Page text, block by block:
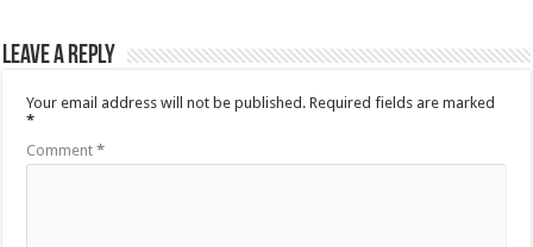
Leave a Reply
Your email address will not be published. Required fields are marked
*
Comment*